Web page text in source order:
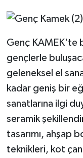
Genç KAMEK'te
gençlerle
geleneksel el
kadar geniş bir
sanatlarına ilgi
seramik
tasarımı, ahşap
teknikleri, kot